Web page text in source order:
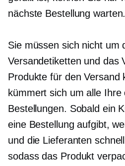
nächste Bestellung warten.
Sie müssen sich nicht um
Versandetiketten und das
Produkte für den Versand
kümmert sich um alle Ihre
Bestellungen. Sobald ein
eine Bestellung aufgibt,
und die Lieferanten
sodass das Produkt